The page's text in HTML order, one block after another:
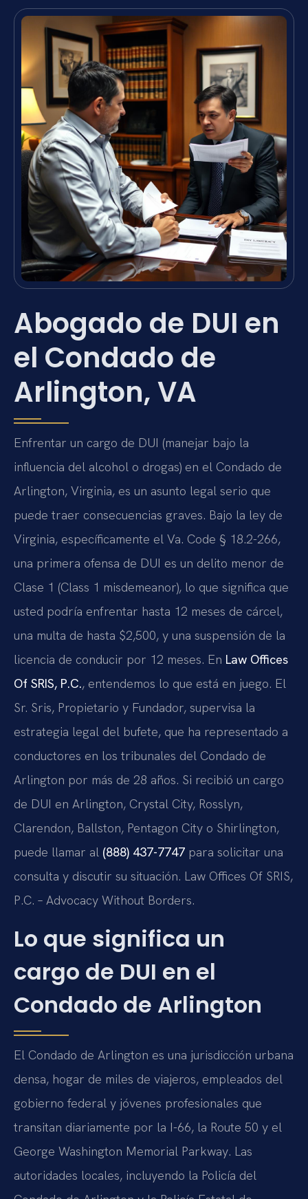
Abogado de DUI en
el Condado de
Arlington, VA
Enfrentar un cargo de DUI (manejar bajo la
influencia del alcohol o drogas) en el Condado de
Arlington, Virginia, es un asunto legal serio que
puede traer consecuencias graves. Bajo la ley de
Virginia, específicamente el Va. Code § 18.2-266,
una primera ofensa de DUI es un delito menor de
Clase 1 (Class 1 misdemeanor), lo que significa que
usted podría enfrentar hasta 12 meses de cárcel,
una multa de hasta $2,500, y una suspensión de la
licencia de conducir por 12 meses. En Law Offices
Of SRIS, P.C., entendemos lo que está en juego. El
Sr. Sris, Propietario y Fundador, supervisa la
estrategia legal del bufete, que ha representado a
conductores en los tribunales del Condado de
Arlington por más de 28 años. Si recibió un cargo
de DUI en Arlington, Crystal City, Rosslyn,
Clarendon, Ballston, Pentagon City o Shirlington,
puede llamar al (888) 437-7747 para solicitar una
consulta y discutir su situación. Law Offices Of SRIS,
P.C. – Advocacy Without Borders.
Lo que significa un
cargo de DUI en el
Condado de Arlington
El Condado de Arlington es una jurisdicción urbana
densa, hogar de miles de viajeros, empleados del
gobierno federal y jóvenes profesionales que
transitan diariamente por la I-66, la Route 50 y el
George Washington Memorial Parkway. Las
autoridades locales, incluyendo la Policía del